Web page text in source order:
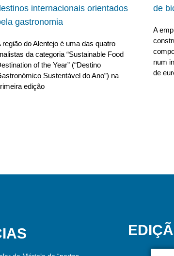
internacionais orientados
gastronomia
região do Alentejo é uma das quatro
da categoria “Sustainable Food
of the Year” (“Destino
Sustentável do Ano”) na
edição
de
A
num
de